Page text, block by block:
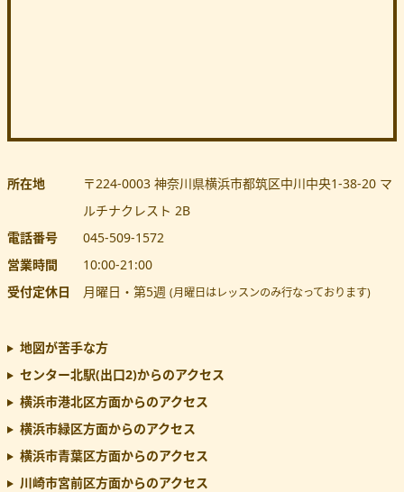
所在地 〒224-0003 神奈川県横浜市都筑区中川中央1-38-20 マ
ルチナクレスト 2B
電話番号
045-509-1572
営業時間
10:00-21:00
受付定休日
月曜日・第5週 (月曜日はレッスンのみ行なっております)
地図が苦手な方
センター北駅(出口2)からのアクセス
横浜市港北区方面からのアクセス
横浜市緑区方面からのアクセス
横浜市青葉区方面からのアクセス
川崎市宮前区方面からのアクセス